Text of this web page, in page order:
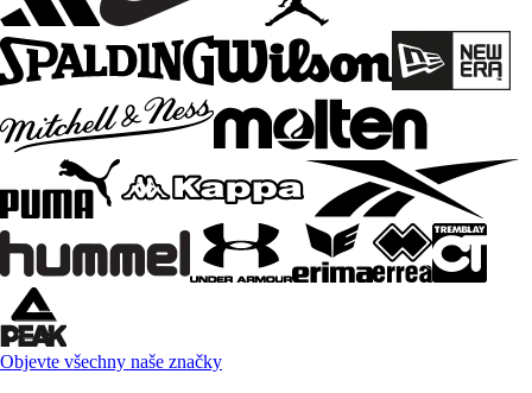
Objevte všechny naše značky